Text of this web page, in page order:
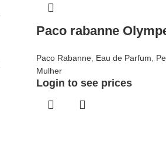
Paco rabanne
Paco Rabanne Eau de Parfum
Mulher
Login to see prices